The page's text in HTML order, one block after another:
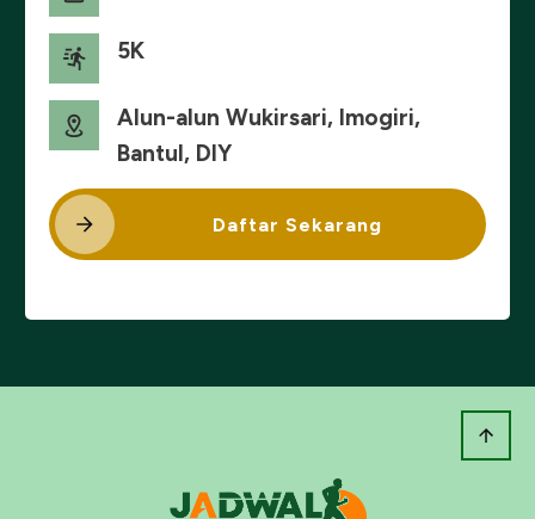
5K
Alun-alun Wukirsari, Imogiri,
Bantul, DIY
Daftar Sekarang